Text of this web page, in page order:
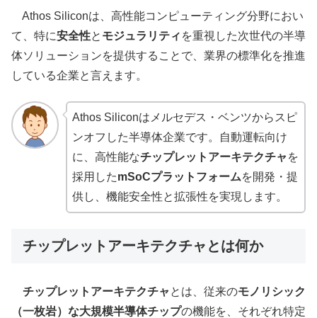
Athos Siliconは、高性能コンピューティング分野におい
て、特に安全性と モジュラリティ を重視した次世代の半導
体ソリューションを提供することで、業界の標準化を推進
している企業と言えます。
Athos Siliconはメルセデス・ベンツからスピ
ンオフした半導体企業です。自動運転向け
に、高性能なチップレットアーキテクチャ を
採用したmSoCプラットフォームを開発・提
供し、機能安全性と拡張性を実現します。
チップレットアーキテクチャとは何か
チップレットアーキテクチャ とは、従来のモノリシック
（一枚岩）な大規模半導体チップの機能を、それぞれ特定